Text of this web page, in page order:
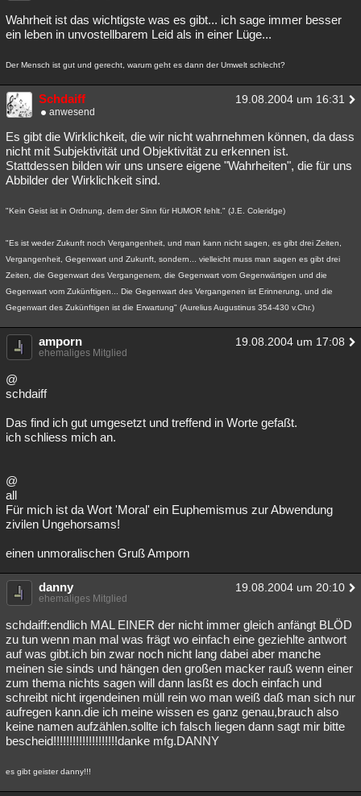
Wahrheit ist das wichtigste was es gibt... ich sage immer besser
ein leben in unvostellbarem Leid als in einer Lüge...
Der Mensch ist gut und gerecht, warum geht es dann der Umwelt schlecht?
Schdaiff 19.08.2004 um 16:31
anwesend
Es gibt die Wirklichkeit, die wir nicht wahrnehmen können, da dass
nicht mit Subjektivität und Objektivität zu erkennen ist.
Stattdessen bilden wir uns unsere eigene "Wahrheiten", die für uns
Abbilder der Wirklichkeit sind.
"Kein Geist ist in Ordnung, dem der Sinn für HUMOR fehlt." (J.E. Coleridge)
"Es ist weder Zukunft noch Vergangenheit, und man kann nicht sagen, es gibt drei Zeiten,
Vergangenheit, Gegenwart und Zukunft, sondern... vielleicht muss man sagen es gibt drei
Zeiten, die Gegenwart des Vergangenem, die Gegenwart vom Gegenwärtigen und die
Gegenwart vom Zukünftigen... Die Gegenwart des Vergangenen ist Erinnerung, und die
Gegenwart des Zukünftigen ist die Erwartung" (Aurelius Augustinus 354-430 v.Chr.)
amporn 19.08.2004 um 17:08
ehemaliges Mitglied
@
schdaiff
Das find ich gut umgesetzt und treffend in Worte gefaßt.
ich schliess mich an.
@
all
Für mich ist da Wort 'Moral' ein Euphemismus zur Abwendung
zivilen Ungehorsams!
einen unmoralischen Gruß Amporn
danny 19.08.2004 um 20:10
ehemaliges Mitglied
schdaiff:endlich MAL EINER der nicht immer gleich anfängt BLÖD
zu tun wenn man mal was frägt wo einfach eine geziehlte antwort
auf was gibt.ich bin zwar noch nicht lang dabei aber manche
meinen sie sinds und hängen den großen macker rauß wenn einer
zum thema nichts sagen will dann lasßt es doch einfach und
schreibt nicht irgendeinen müll rein wo man weiß daß man sich nur
aufregen kann.die ich meine wissen es ganz genau,brauch also
keine namen aufzählen.sollte ich falsch liegen dann sagt mir bitte
bescheid!!!!!!!!!!!!!!!!!!!!danke mfg.DANNY
es gibt geister danny!!!